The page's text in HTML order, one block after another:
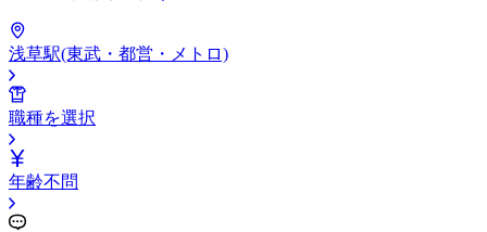
浅草駅(東武・都営・メトロ)
職種を選択
年齢不問